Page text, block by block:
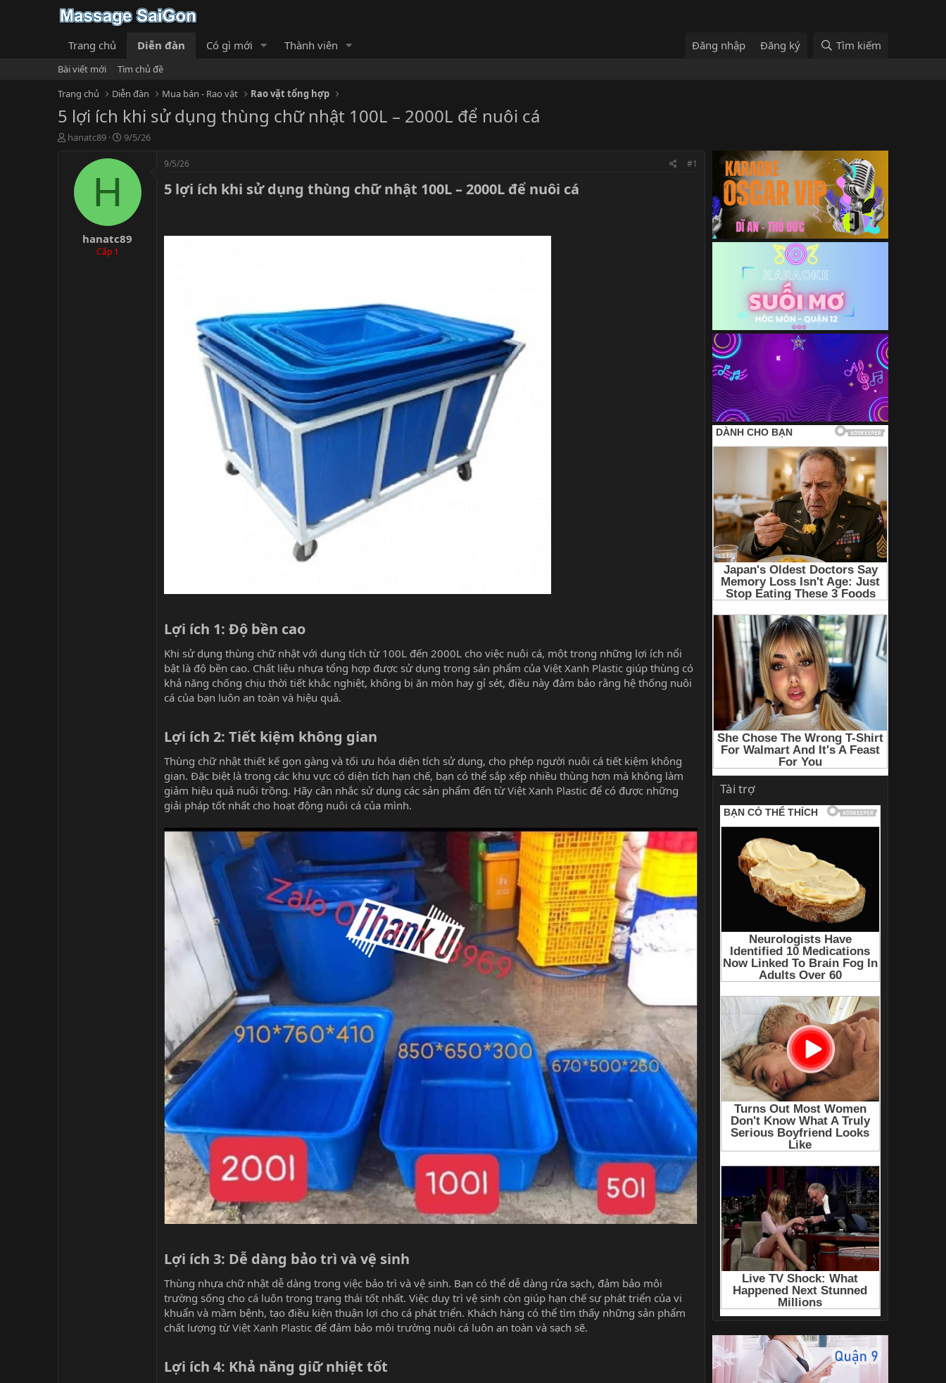
Trang chủ Diễn đàn Có gì mới Thành viên Đăng nhập Đăng ký Tìm kiếm
Bài viết mới
Tìm chủ đề
Trang chủ
Diễn đàn Mua bán - Rao vặt Rao vặt tổng hợp
5 lợi ích khi sử dụng thùng chữ nhật 100L – 2000L để nuôi cá
T
hanatc89
N
à
9/5/26
H
hanatc89
Cấp 1
9/5/26 #1
5 lợi ích khi sử dụng thùng chữ nhật 100L – 2000L để nuôi cá​
Lợi ích 1: Độ bền cao​
Khi sử dụng thùng chữ nhật với dung tích từ 100L đến 2000L cho việc nuôi cá, một trong những lợi ích nổi
bật là độ bền cao. Chất liệu nhựa tổng hợp được sử dụng trong sản phẩm của Việt Xanh Plastic giúp thùng có
khả năng chống chịu thời tiết khắc nghiệt, không bị ăn mòn hay gỉ sét, điều này đảm bảo rằng hệ thống nuôi
cá của bạn luôn an toàn và hiệu quả.
Lợi ích 2: Tiết kiệm không gian​
Thùng chữ nhật thiết kế gọn gàng và tối ưu hóa diện tích sử dụng, cho phép người nuôi cá tiết kiệm không
gian. Đặc biệt là trong các khu vực có diện tích hạn chế, bạn có thể sắp xếp nhiều thùng hơn mà không làm
giảm hiệu quả nuôi trồng. Hãy cân nhắc sử dụng các sản phẩm đến từViệt Xanh Plastic để có được những
giải pháp tốt nhất cho hoạt động nuôi cá của mình.
Lợi ích 3: Dễ dàng bảo trì và vệ sinh​
Thùng nhựa chữ nhật dễ dàng trong việc bảo trì và vệ sinh. Bạn có thể dễ dàng rửa sạch, đảm bảo môi
trường sống cho cá luôn trong trạng thái tốt nhất. Việc duy trì vệ sinh còn giúp hạn chế sự phát triển của vi
khuẩn và mầm bệnh, tạo điều kiện thuận lợi cho cá phát triển. Khách hàng có thể tìm thấy những sản phẩm
chất lượng từViệt Xanh Plastic để đảm bảo môi trường nuôi cá luôn an toàn và sạch sẽ.
Lợi ích 4: Khả năng giữ nhiệt tốt​
Tài trợ